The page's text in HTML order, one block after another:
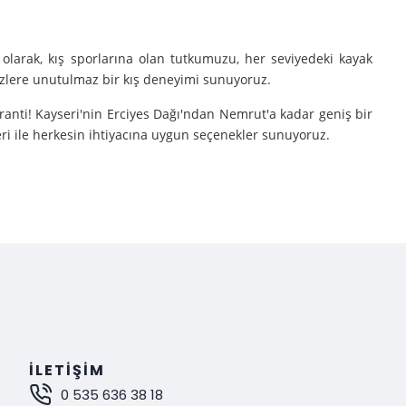
kış sporlarına olan tutkumuzu, her seviyedeki kayak
unutulmaz bir kış deneyimi sunuyoruz.
Kayseri'nin Erciyes Dağı'ndan Nemrut'a kadar geniş bir
ile herkesin ihtiyacına uygun seçenekler sunuyoruz.
çıkarıyoruz.
bir deneyim sunuyoruz.
İLETIŞIM
0 535 636 38 18